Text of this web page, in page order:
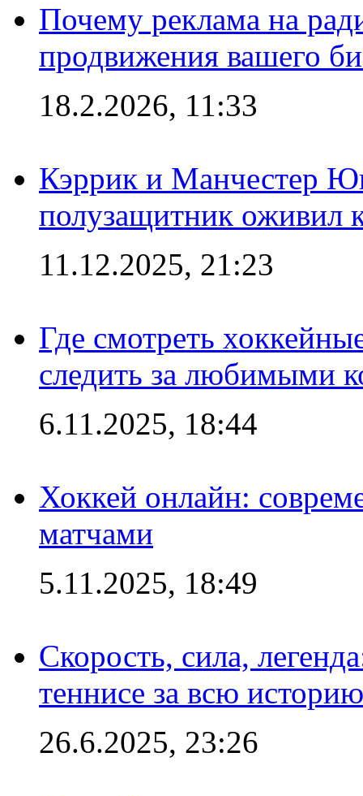
Почему реклама на
продвижения вашего
18.2.2026, 11:33
Кэррик и Манчестер
полузащитник оживил
11.12.2025, 21:23
Где смотреть
следить за любимыми
6.11.2025, 18:44
Хоккей онлайн:
матчами
5.11.2025, 18:49
Скорость, сила,
теннисе за всю историю
26.6.2025, 23:26